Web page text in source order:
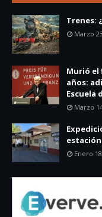
Trenes:
Marzo
Murió el
años:
Escuela
Marzo
Enero